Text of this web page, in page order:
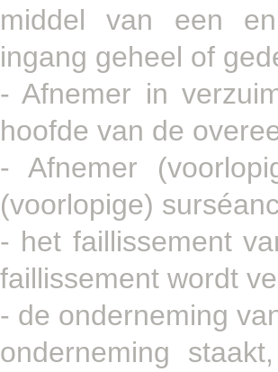
middel van een
ingang geheel of
- Afnemer in
hoofde van de
- Afnemer
(voorlopige)
- het faillissement
faillissement wordt
- de onderneming
onderneming